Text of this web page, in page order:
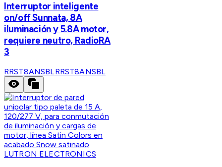
Interruptor inteligente
on/off Sunnata, 8A
iluminación y 5.8A motor,
requiere neutro, RadioRA
3
RRST8ANSBLRRST8ANSBL
LUTRON ELECTRONICS